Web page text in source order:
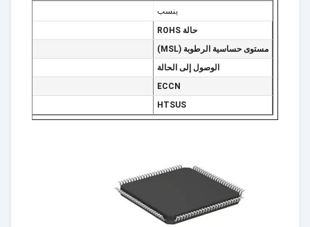
ينسب
حالة ROHS
مستوى حساسية الرطوبة (MSL)
الوصول إلى الحالة
ECCN
HTSUS